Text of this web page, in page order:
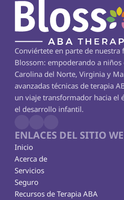
Conviértete en parte de nuestra
Blossom: empoderando a niños
Carolina del Norte, Virginia y
avanzadas técnicas de terapia
un viaje transformador hacia el
el desarrollo infantil.
ENLACES DEL SITIO
Inicio
Acerca de
Servicios
Seguro
Recursos de Terapia ABA